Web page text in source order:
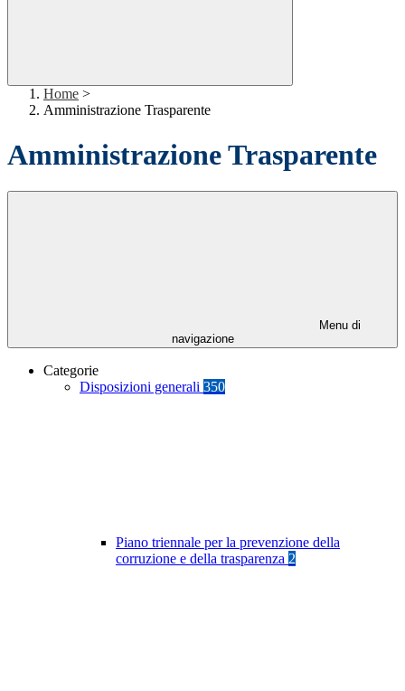
Home >
Amministrazione Trasparente
Amministrazione Trasparente
Menu di
navigazione
Categorie
Disposizioni generali 350
Piano triennale per la prevenzione della
corruzione e della trasparenza 2